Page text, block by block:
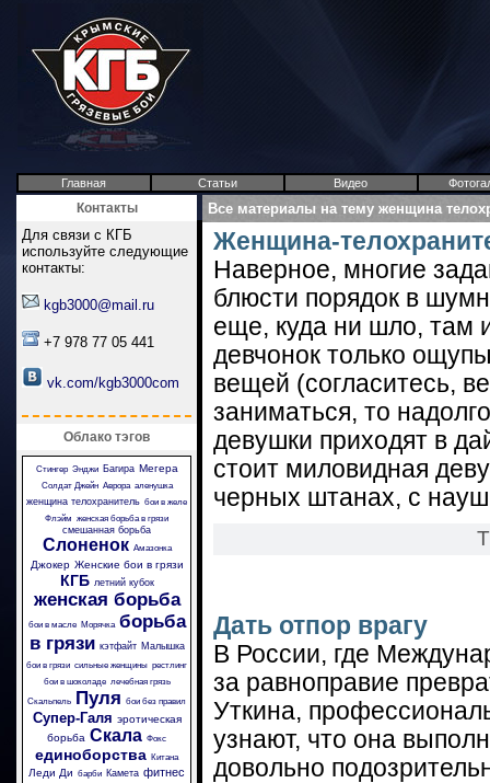
Главная Статьи Видео
Контакты
Для связи с КГБ
используйте следующие
контакты:
kgb3000@mail.ru
+7 978 77 05 441
vk.com/kgb3000com
Облако тэгов
Стингер Энджи Багира Мегера
Солдат Джейн Аврора аленушка
женщина телохранитель бои в желе
Флэйм женская борьба в грязи
смешанная борьба
Слоненок Амазонка
Джокер Женские бои в грязи
КГБ летний кубок
женская борьба
бои в масле Морячка борьба
в грязи кэтфайт Малышка
бои в грязи сильные женщины рестлинг
бои в шоколаде лечебная грязь
Скальпель Пуля бои без правил
Супер-Галя эротическая
борьба Скала Фокс
единоборства Китана
Леди Ди барби Камета фитнес
Все материалы на тему женщина
Женщина-
Наверное, многие
блюсти порядок в
еще, куда ни шло, там
девчонок только
вещей (согласитесь,
заниматься, то
девушки приходят в
стоит миловидная
черных штанах, с
Дать отпор врагу
В России, где
за равноправие
Уткина,
узнают, что она
довольно